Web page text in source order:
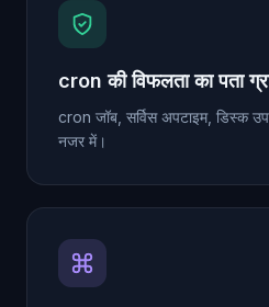
cron की विफलता का पता
cron जॉब, सर्विस अपटाइम, डिस्क
नजर में।